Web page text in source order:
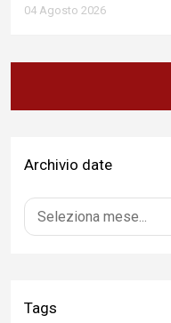
04 Agosto 2026
Sigismondi, Liris e
Ministro Roccella e alla
Terminal bus "Lorenzo
04 Agosto 2026
della comunità»
Archivio date
Tags